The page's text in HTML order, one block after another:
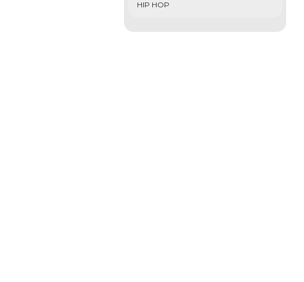
HIP HOP